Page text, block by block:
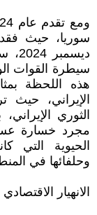
سوريا، حيث
سيطرة القوات
هذه اللحظة
الإيراني،
الثوري
مجرد خسارة
الحيوية التي
وحلفائها في
الانهيار